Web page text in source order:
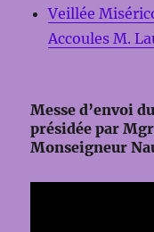
Veillée
Accoules M.
Messe d’envoi
présidée par
Monseigneur